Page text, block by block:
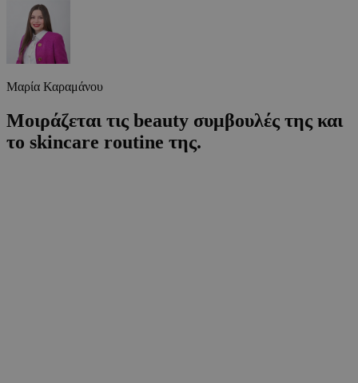
Μαρία Καραμάνου
Μοιράζεται τις beauty συμβουλές της και
το skincare routine της.